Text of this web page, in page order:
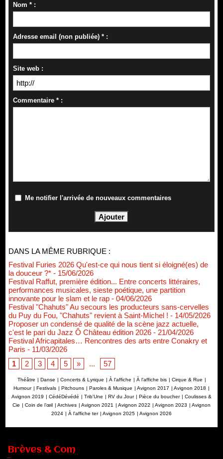
Nom * :
Adresse email (non publiée) * :
Site web :
Commentaire * :
Me notifier l'arrivée de nouveaux commentaires
DANS LA MÊME RUBRIQUE :
Festival Furies 2026 Qu'est-ce qui nous tient si éloigné(es) de
la douceur ?* - 15/06/2026
Festival Raffut, première édition... Entre concerts littéraires,
performances musicales, sieste poétique, une partition
innovante pour le slam et le rap - 04/06/2026
Festival "Chahuts" Au secours les producteurs sans-cervelles
du Puy du Fou, "Chahuts" revient à Saint-Michel ! - 14/05/2026
Proposer un condensé de qualité de la scène jazz actuelle,
c'est le pari du Jazz Ô Château édition 2026 - 21/04/2026
Festival Africapitales… Rencontres des arts entre Conakry et
Paris - 11/03/2026
1
2 3 4 5 » ... 57
Théâtre | Danse | Concerts & Lyrique | À l'affiche | À l'affiche bis | Cirque & Rue |
Humour | Festivals | Pitchouns | Paroles & Musique | Avignon 2017 | Avignon 2018 |
Avignon 2019 | CédéDévédé | Trib'Une | RV du Jour | Pièce du boucher | Coulisses &
Cie | Coin de l’œil | Archives | Avignon 2021 | Avignon 2022 | Avignon 2023 | Avignon
2024 | À l'affiche ter | Avignon 2025 | Avignon 2026
Brèves & Com
Renouvellement de Rachid Ouramdane à la tête de Chaillot-
Théâtre national de la danse
Scène nationale de Valenciennes Métropole
22/07/2026